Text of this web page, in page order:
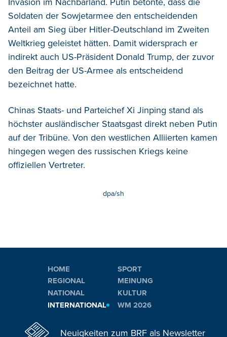
Soldaten der Sowjetarmee den entscheidenden
Anteil am Sieg über Hitler-Deutschland im Zweiten
Weltkrieg geleistet hätten. Damit widersprach er
indirekt auch US-Präsident Donald Trump, der zuvor
den Beitrag der US-Armee als entscheidend
bezeichnet hatte.
Chinas Staats- und Parteichef Xi Jinping stand als
höchster ausländischer Staatsgast direkt neben Putin
auf der Tribüne. Von den westlichen Alliierten kamen
hingegen wegen des russischen Kriegs keine
offiziellen Vertreter.
dpa/sh
HOME
REGIONAL
NATIONAL
INTERNATIONAL
SPORT
MEINUNG
KULTUR
WM 2026
Neuigkeiten zum BRF als Newsletter